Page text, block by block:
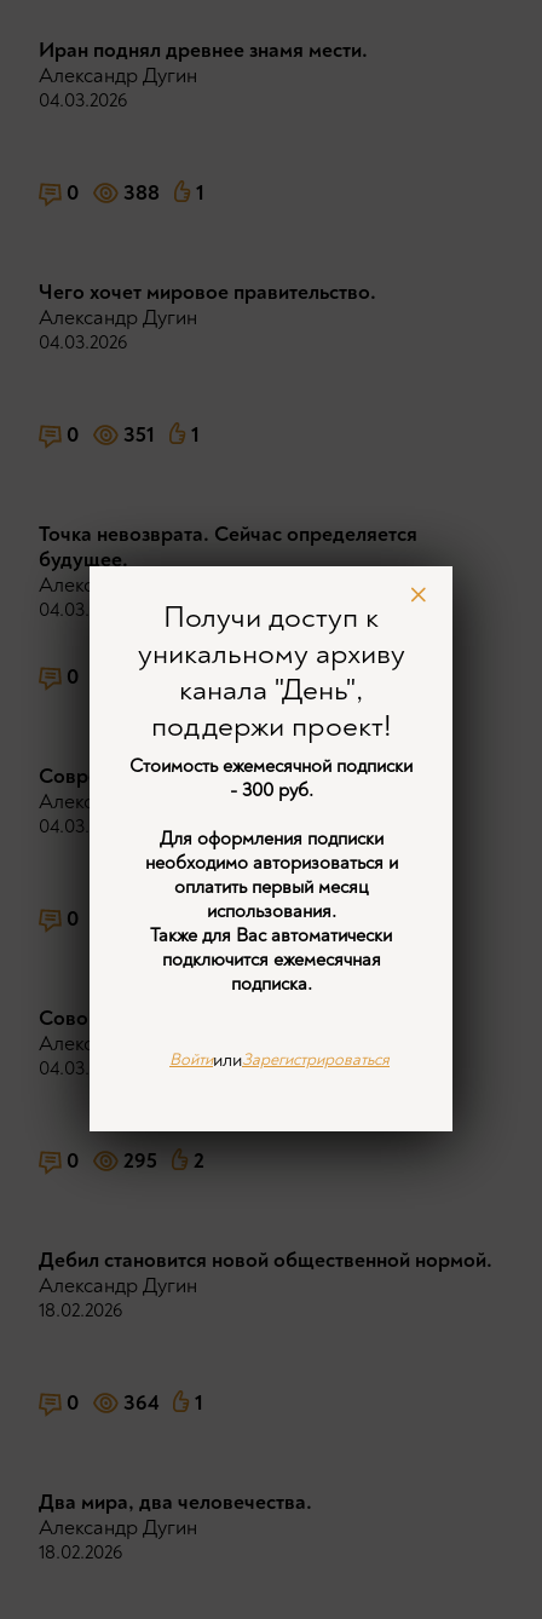
Иран поднял древнее знамя мести.
Александр Дугин
04.03.2026
0 388 1
Чего хочет мировое правительство.
Александр Дугин
04.03.2026
0 351 1
Точка невозврата. Сейчас определяется
будущее.
Александр Дугин
04.03.2026
0 296
Современная наука скрывает реальность.
Александр Дугин
04.03.2026
0 1
Совокупная власть мирового капитала.
Александр Дугин
04.03.2026
0 295 2
Дeбил становится новой общественной нopмой.
Александр Дугин
18.02.2026
0 364 1
Два мира, два человечества.
Александр Дугин
18.02.2026
Получи доступ к
уникальному архиву
канала "День",
поддержи проект!
Стоимость ежемесячной подписки
- 300 руб.
Для оформления подписки
необходимо авторизоваться и
оплатить первый месяц
использования.
Также для Вас автоматически
подключится ежемесячная
подписка.
ВойтиилиЗарегистрироваться